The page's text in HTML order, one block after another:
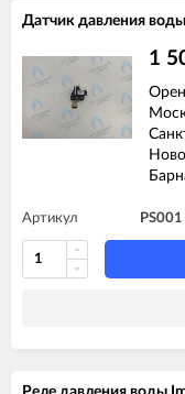
Датчик давления воды
1
Артикул PS001